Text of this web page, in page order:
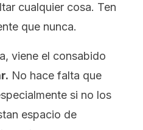
cualquier cosa. Ten
que nunca.
viene el consabido
No hace falta que
si no los
espacio de